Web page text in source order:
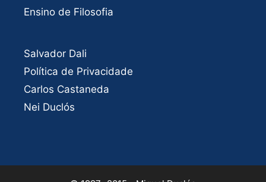
Ensino de Filosofia
Salvador Dali
Política de Privacidade
Carlos Castaneda
Nei Duclós